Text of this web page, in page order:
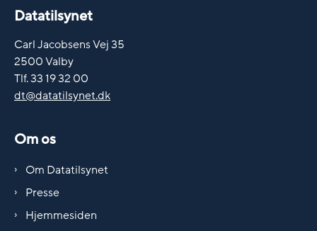
Datatilsynet
Carl Jacobsens Vej 35
2500 Valby
Tlf. 33 19 32 00
dt@datatilsynet.dk
Om os
Om Datatilsynet
Presse
Hjemmesiden